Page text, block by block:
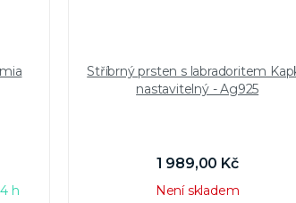
h
Stříbrný prsten s labradoritem
nastavitelný - Ag925
1 989,00 Kč
Není skladem